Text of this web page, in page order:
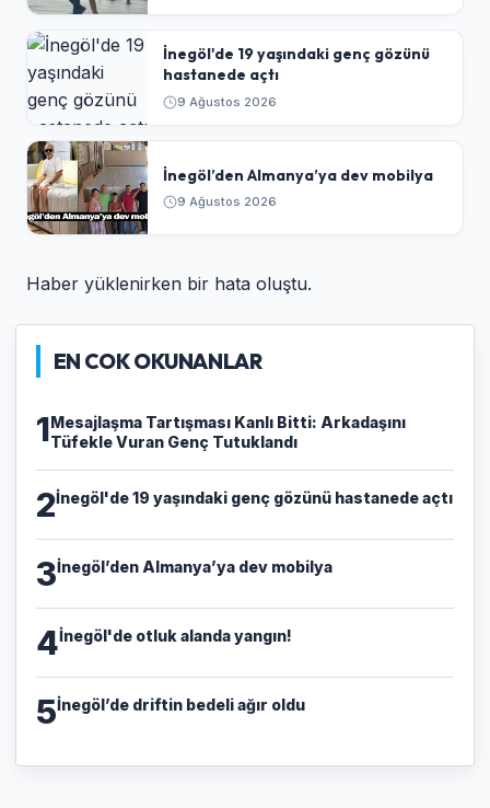
İnegöl'de 19 yaşındaki genç gözünü
hastanede açtı
9 Ağustos 2026
İnegöl’den Almanya’ya dev mobilya
9 Ağustos 2026
Haber yüklenirken bir hata oluştu.
EN COK OKUNANLAR
1​Mesajlaşma Tartışması Kanlı Bitti: Arkadaşını
Tüfekle Vuran Genç Tutuklandı
2İnegöl'de 19 yaşındaki genç gözünü hastanede açtı
3İnegöl’den Almanya’ya dev mobilya
4İnegöl'de otluk alanda yangın!
5İnegöl’de driftin bedeli ağır oldu